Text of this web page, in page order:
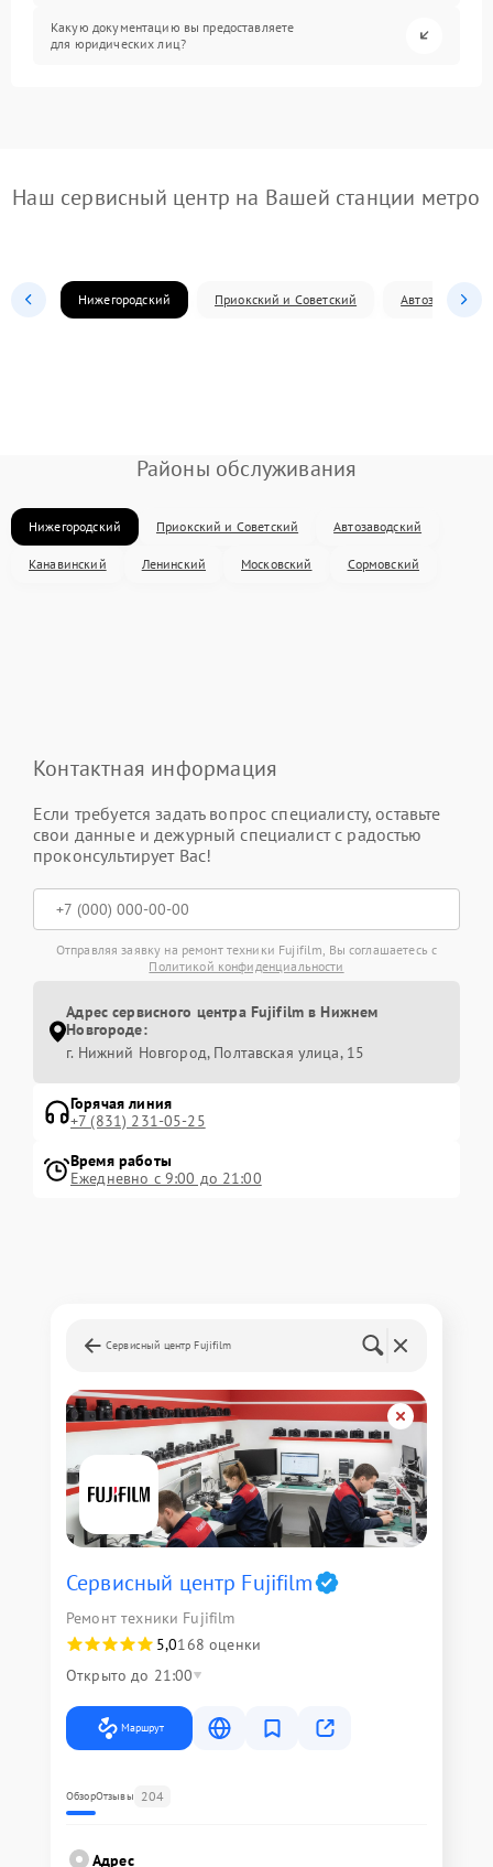
Какую документацию вы предоставляете
для юридических лиц?
Наш сервисный центр на Вашей станции метро
Нижегородский Приокский и Советский Автозаводский
Районы обслуживания
Нижегородский Приокский и Советский Автозаводский
Канавинский Ленинский Московский Сормовский
Контактная информация
Если требуется задать вопрос специалисту, оставьте
свои данные и дежурный специалист с радостью
проконсультирует Вас!
Отправляя заявку на ремонт техники Fujifilm, Вы соглашаетесь с
Политикой конфиденциальности
Адрес сервисного центра Fujifilm в Нижнем
Новгороде:
г. Нижний Новгород, Полтавская улица, 15
Горячая линия
+7 (831) 231-05-25
Время работы
Ежедневно с 9:00 до 21:00
Сервисный центр Fujifilm
Сервисный центр Fujifilm
Ремонт техники Fujifilm
5,0168 оценки
Открыто до 21:00
Маршрут
ОбзорОтзывы 204
Адрес